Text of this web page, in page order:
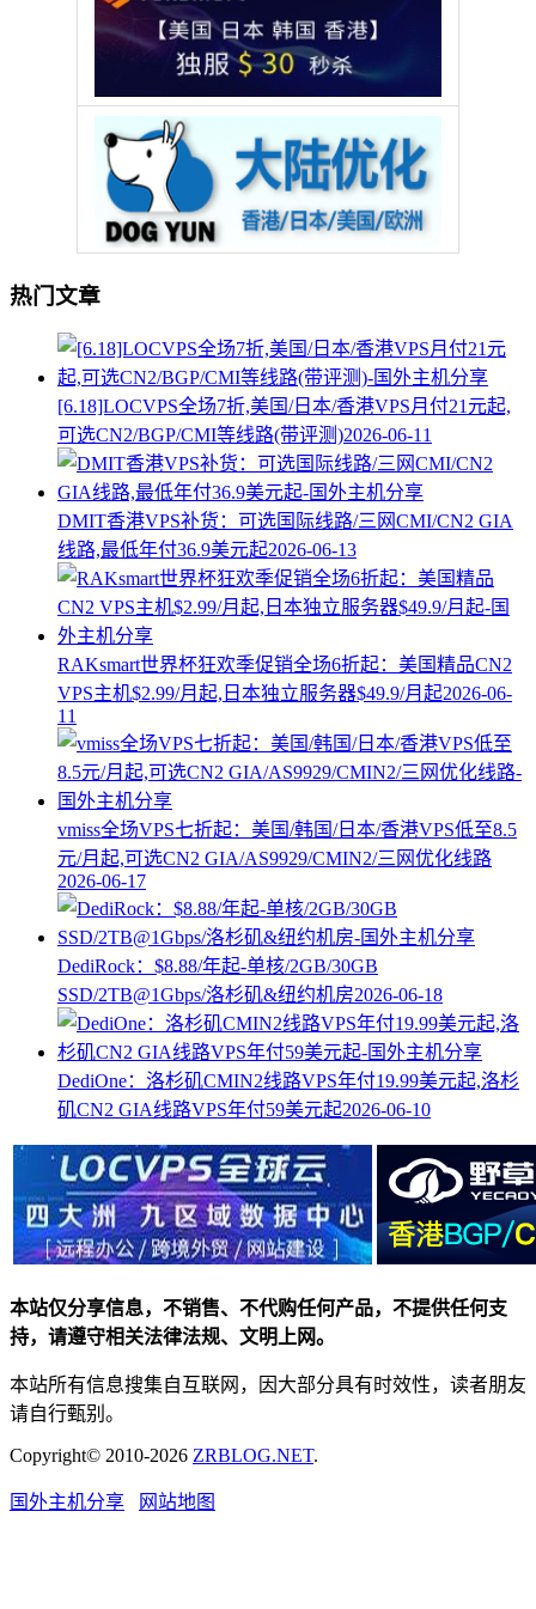
热门文章
[6.18]LOCVPS全场7折,美国/日本/香港VPS月付21元起,
可选CN2/BGP/CMI等线路(带评测)2026-06-11
DMIT香港VPS补货：可选国际线路/三网CMI/CN2 GIA
线路,最低年付36.9美元起2026-06-13
RAKsmart世界杯狂欢季促销全场6折起：美国精品CN2
VPS主机$2.99/月起,日本独立服务器$49.9/月起2026-06-
11
vmiss全场VPS七折起：美国/韩国/日本/香港VPS低至8.5
元/月起,可选CN2 GIA/AS9929/CMIN2/三网优化线路
2026-06-17
DediRock：$8.88/年起-单核/2GB/30GB
SSD/2TB@1Gbps/洛杉矶&纽约机房2026-06-18
DediOne：洛杉矶CMIN2线路VPS年付19.99美元起,洛杉
矶CN2 GIA线路VPS年付59美元起2026-06-10
本站仅分享信息，不销售、不代购任何产品，不提供任何支
持，请遵守相关法律法规、文明上网。
本站所有信息搜集自互联网，因大部分具有时效性，读者朋友
请自行甄别。
Copyright© 2010-2026 ZRBLOG.NET.
国外主机分享 网站地图